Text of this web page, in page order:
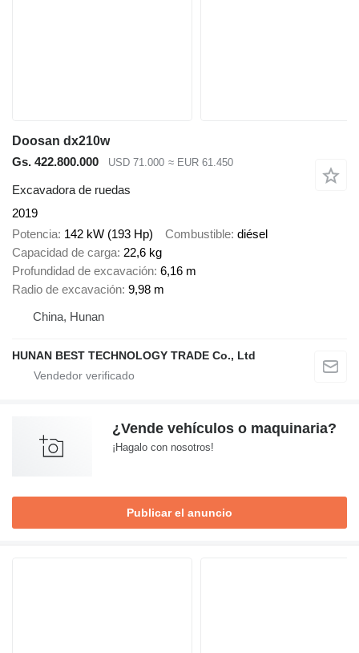
Doosan dx210w
Gs. 422.800.000
USD 71.000 ≈ EUR 61.450
Excavadora de ruedas
2019
Potencia 142 kW (193 Hp) Combustible diésel
Capacidad de carga 22,6 kg
Profundidad de excavación 6,16 m
Radio de excavación 9,98 m
China, Hunan
HUNAN BEST TECHNOLOGY TRADE Co., Ltd
¿Vende vehículos o maquinaria?
¡Hagalo con nosotros!
Publicar el anuncio